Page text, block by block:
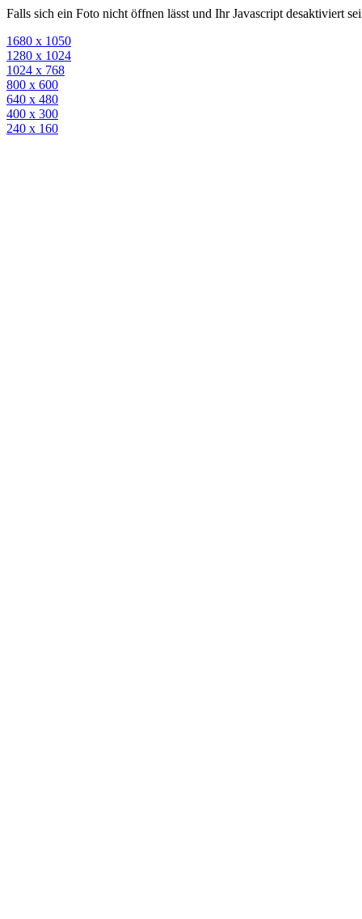
Falls sich ein Foto nicht öffnen lässt und Ihr Javascript desaktiviert
1680 x 1050
1280 x 1024
1024 x 768
800 x 600
640 x 480
400 x 300
240 x 160